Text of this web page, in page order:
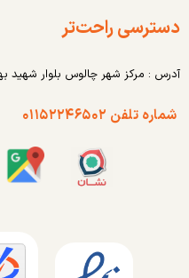
دسترسی راحت‌تر
آدرس : مرکز شهر چالوس بلوار شهید
شماره تلفن ۰۱۱۵۲۲۴۶۵۰۲